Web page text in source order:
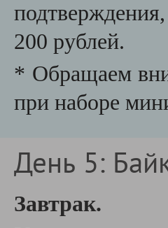
200 рублей.
* Обращаем
при наборе
День 5:
Завтрак.